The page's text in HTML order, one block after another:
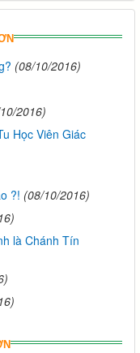
(08/10/2016)
2016)
Học Viên Giác
?! (08/10/2016)
là Chánh Tín